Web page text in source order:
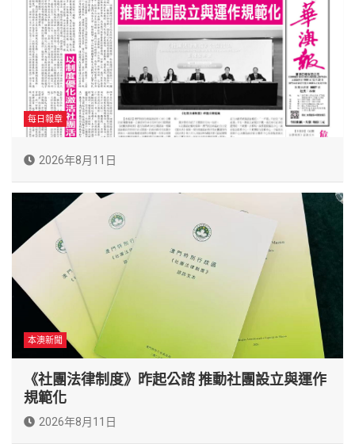
每日報章
2026年8月11日
本澳新聞
《社團法律制度》昨起公諮 推動社團設立與運作
規範化
2026年8月11日